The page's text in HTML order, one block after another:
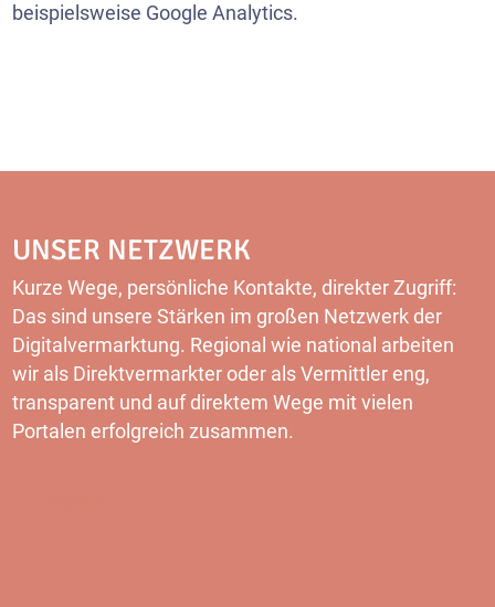
beispielsweise Google Analytics.
UNSER NETZWERK
Kurze Wege, persönliche Kontakte, direkter Zugriff:
Das sind unsere Stärken im großen Netzwerk der
Digitalvermarktung. Regional wie national arbeiten
wir als Direktvermarkter oder als Vermittler eng,
transparent und auf direktem Wege mit vielen
Portalen erfolgreich zusammen.